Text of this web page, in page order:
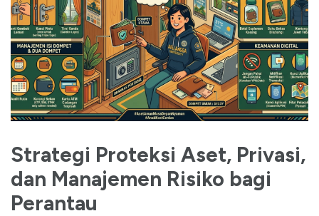
Strategi Proteksi Aset, Privasi,
dan Manajemen Risiko bagi
Perantau